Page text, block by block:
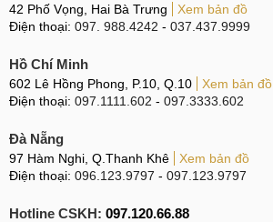
42 Phố Vọng, Hai Bà Trưng
Xem bản đồ
Điện thoại: 097. 988.4242 - 037.437.9999
Hồ Chí Minh
602 Lê Hồng Phong, P.10, Q.10
Xem bản đồ
Điện thoại: 097.1111.602 - 097.3333.602
Đà Nẵng
97 Hàm Nghi, Q.Thanh Khê
Xem bản đồ
Điện thoại: 096.123.9797 - 097.123.9797
Hotline CSKH: 097.120.66.88